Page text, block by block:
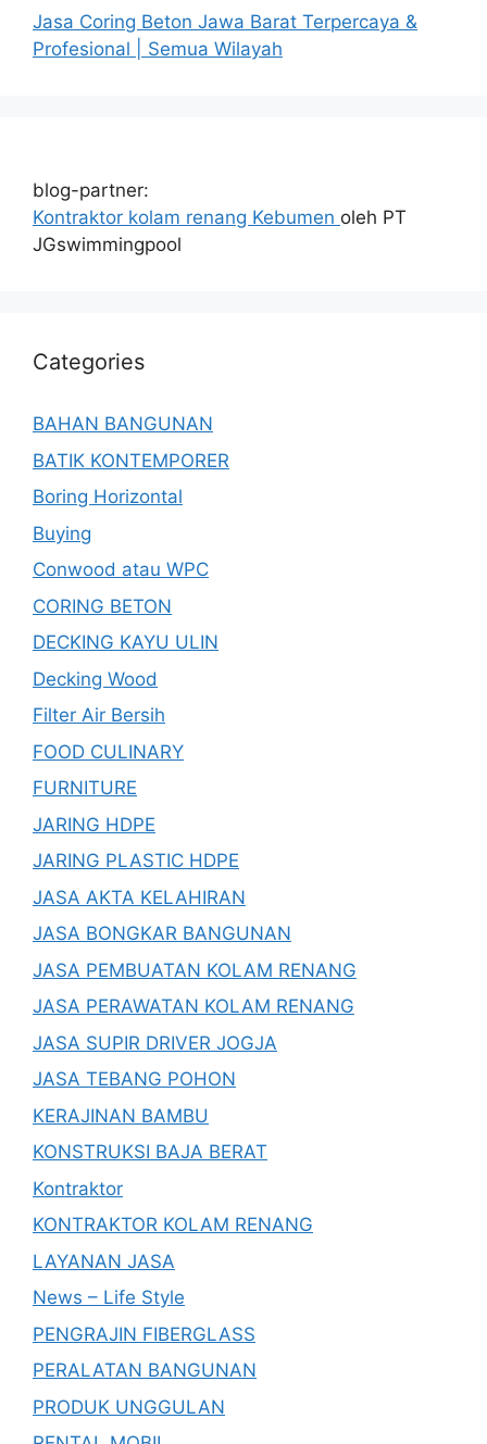
Jasa Coring Beton Jawa Barat Terpercaya &
Profesional | Semua Wilayah
blog-partner:
Kontraktor kolam renang Kebumen oleh PT
JGswimmingpool
Categories
BAHAN BANGUNAN
BATIK KONTEMPORER
Boring Horizontal
Buying
Conwood atau WPC
CORING BETON
DECKING KAYU ULIN
Decking Wood
Filter Air Bersih
FOOD CULINARY
FURNITURE
JARING HDPE
JARING PLASTIC HDPE
JASA AKTA KELAHIRAN
JASA BONGKAR BANGUNAN
JASA PEMBUATAN KOLAM RENANG
JASA PERAWATAN KOLAM RENANG
JASA SUPIR DRIVER JOGJA
JASA TEBANG POHON
KERAJINAN BAMBU
KONSTRUKSI BAJA BERAT
Kontraktor
KONTRAKTOR KOLAM RENANG
LAYANAN JASA
News – Life Style
PENGRAJIN FIBERGLASS
PERALATAN BANGUNAN
PRODUK UNGGULAN